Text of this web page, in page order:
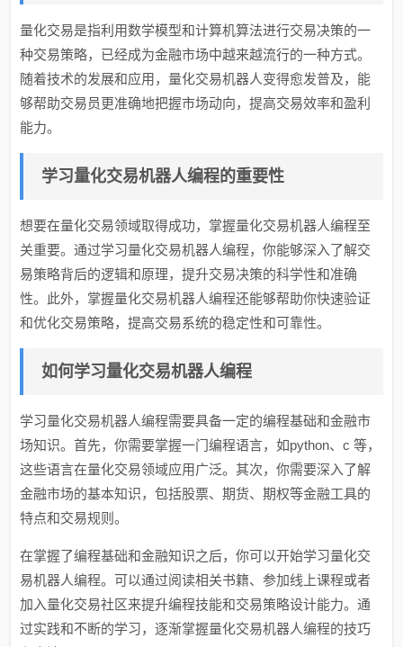
量化交易是指利用数学模型和计算机算法进行交易决策的一
种交易策略，已经成为金融市场中越来越流行的一种方式。
随着技术的发展和应用，量化交易机器人变得愈发普及，能
够帮助交易员更准确地把握市场动向，提高交易效率和盈利
能力。
学习量化交易机器人编程的重要性
想要在量化交易领域取得成功，掌握量化交易机器人编程至
关重要。通过学习量化交易机器人编程，你能够深入了解交
易策略背后的逻辑和原理，提升交易决策的科学性和准确
性。此外，掌握量化交易机器人编程还能够帮助你快速验证
和优化交易策略，提高交易系统的稳定性和可靠性。
如何学习量化交易机器人编程
学习量化交易机器人编程需要具备一定的编程基础和金融市
场知识。首先，你需要掌握一门编程语言，如python、c 等，
这些语言在量化交易领域应用广泛。其次，你需要深入了解
金融市场的基本知识，包括股票、期货、期权等金融工具的
特点和交易规则。
在掌握了编程基础和金融知识之后，你可以开始学习量化交
易机器人编程。可以通过阅读相关书籍、参加线上课程或者
加入量化交易社区来提升编程技能和交易策略设计能力。通
过实践和不断的学习，逐渐掌握量化交易机器人编程的技巧